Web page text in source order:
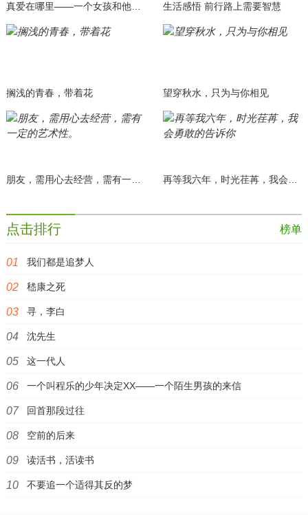
真爱在哪里——一个女孩和他的游戏老公的故事 生活感悟 前行路上需要智慧
搁浅的青春，带着花 望穿秋水，只为与你相见
朋友，需用心去经营，需有一定的艺术性。
榜单
点击排行
我们都是追梦人
嵇康之死
寻，李白
沈先生
这一代人
一个叫程乐的少年决定XX——一个陌生男孩的来信
回首那段过往
空前的后来
读活书，活读书
不要追一个适得其反的梦